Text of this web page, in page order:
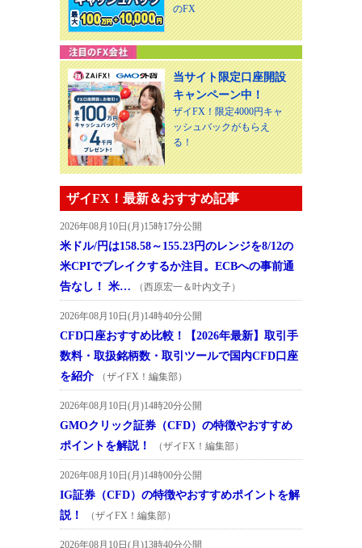
のFX
当サイト限定口座開設
キャンペーン中！
ザイFX！限定4000円キャ
ッシュバックがもらえ
る！
ザイFX！最新＆おすすめ記事
2026年08月10日(月)15時17分公開
米ドル/円は158.58～155.23円のレンジを8/12の
米CPIでブレイクするか注目。ECBへの事前通
告なし！ 米…
（西原宏一＆叶内文子）
2026年08月10日(月)14時40分公開
CFD口座おすすめ比較！【2026年最新】取引手
数料・取扱銘柄数・取引ツールで国内CFD口座
を紹介
（ザイFX！編集部）
2026年08月10日(月)14時20分公開
GMOクリック証券（CFD）の特徴やおすすめ
ポイントを解説！
（ザイFX！編集部）
2026年08月10日(月)14時00分公開
IG証券（CFD）の特徴やおすすめポイントを解
説！
（ザイFX！編集部）
2026年08月10日(月)13時40分公開